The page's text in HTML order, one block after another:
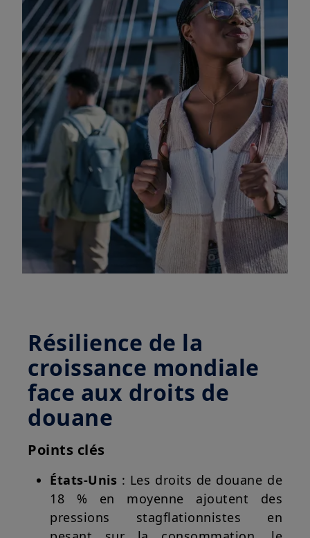
Résilience de la
croissance mondiale
face aux droits de
douane
Points clés
États-Unis : Les droits de douane de
18 % en moyenne ajoutent des
pressions stagflationnistes en